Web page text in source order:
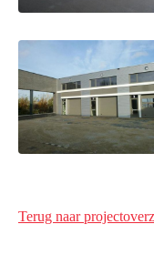
Terug naar